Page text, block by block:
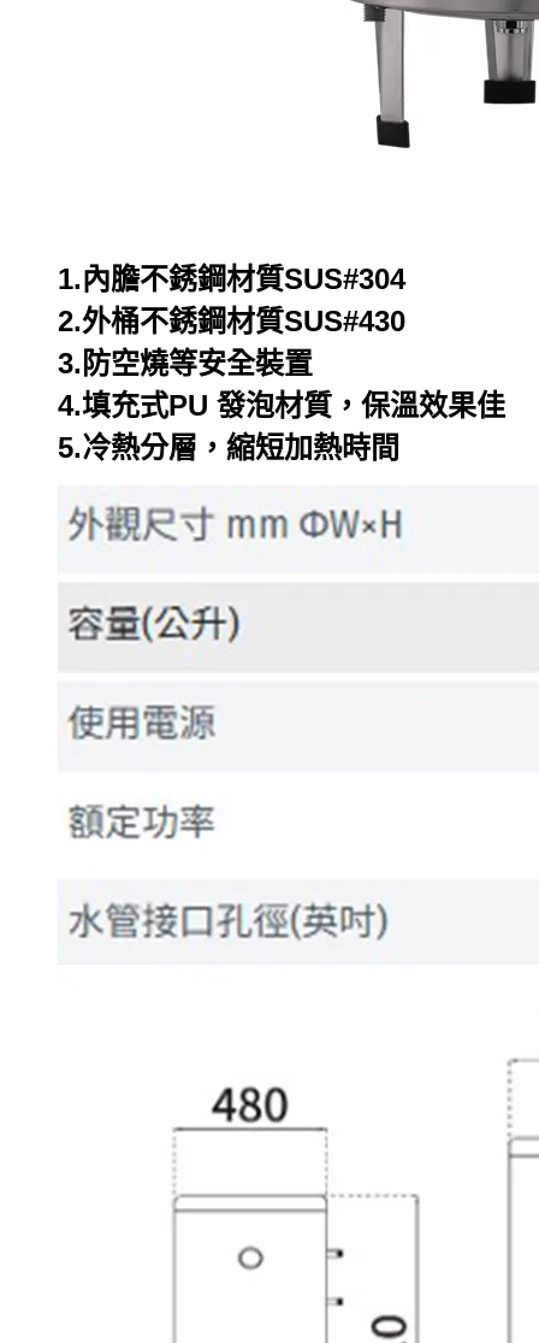
1.內膽不銹鋼材質SUS#304
2.外桶不銹鋼材質SUS#430
3.防空燒等安全裝置
4.填充式PU 發泡材質，保溫效果佳
5.冷熱分層，縮短加熱時間